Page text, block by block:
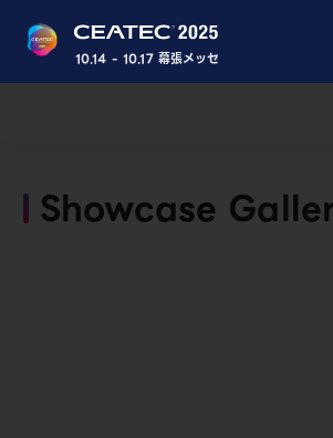
10.14 - 10.17 幕張メッセ
Showcase